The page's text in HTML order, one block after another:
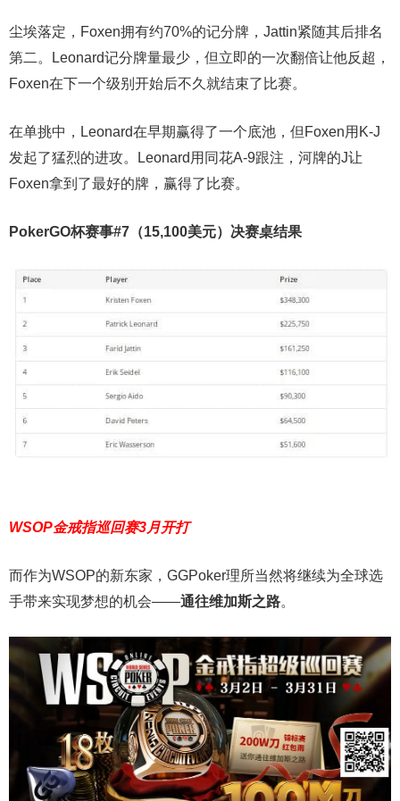
尘埃落定，Foxen拥有约70%的记分牌，Jattin紧随其后排名
第二。Leonard记分牌量最少，但立即的一次翻倍让他反超，
Foxen在下一个级别开始后不久就结束了比赛。
在单挑中，Leonard在早期赢得了一个底池，但Foxen用K-J
发起了猛烈的进攻。Leonard用同花A-9跟注，河牌的J让
Foxen拿到了最好的牌，赢得了比赛。
PokerGO杯赛事#7（15,100美元）决赛桌结果
WSOP金戒指巡回赛3月开打
而作为WSOP的新东家，GGPoker理所当然将继续为全球选
手带来实现梦想的机会——通往维加斯之路。